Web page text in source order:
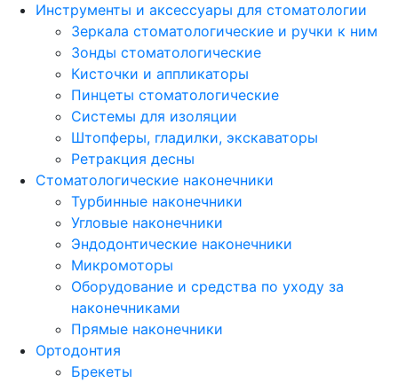
Инструменты и аксессуары для стоматологии
Зеркала стоматологические и ручки к ним
Зонды стоматологические
Кисточки и аппликаторы
Пинцеты стоматологические
Системы для изоляции
Штопферы, гладилки, экскаваторы
Ретракция десны
Стоматологические наконечники
Турбинные наконечники
Угловые наконечники
Эндодонтические наконечники
Микромоторы
Оборудование и средства по уходу за
наконечниками
Прямые наконечники
Ортодонтия
Брекеты